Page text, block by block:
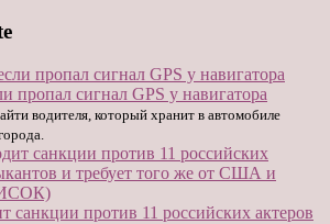
пропал сигнал GPS у навигатора
водителя, который хранит в автомобиле
санкции против 11 российских актеров